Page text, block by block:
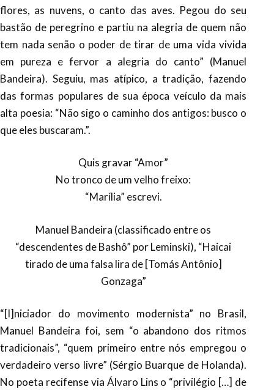
flores, as nuvens, o canto das aves. Pegou do seu
bastão de peregrino e partiu na alegria de quem não
tem nada senão o poder de tirar de uma vida vivida
em pureza e fervor a alegria do canto” (Manuel
Bandeira). Seguiu, mas atípico, a tradição, fazendo
das formas populares de sua época veículo da mais
alta poesia: “Não sigo o caminho dos antigos: busco o
que eles buscaram.”.
Quis gravar “Amor”
No tronco de um velho freixo:
“Marília” escrevi.
Manuel Bandeira (classificado entre os
“descendentes de Bashô” por Leminski), “Haicai
tirado de uma falsa lira de [Tomás Antônio]
Gonzaga”
“[I]niciador do movimento modernista” no Brasil,
Manuel Bandeira foi, sem “o abandono dos ritmos
tradicionais”, “quem primeiro entre nós empregou o
verdadeiro verso livre” (Sérgio Buarque de Holanda).
No poeta recifense via Álvaro Lins o “privilégio […] de